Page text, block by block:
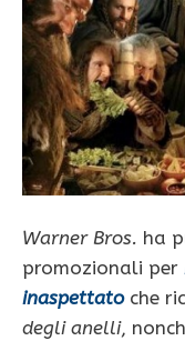
Warner Bros. ha
promozionali per
inaspettatoche
degli anelli,